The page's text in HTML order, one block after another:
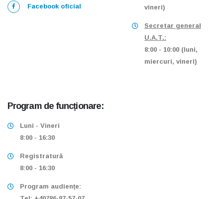
Facebook oficial
vineri)
Secretar general
U.A.T.:
8:00 - 10:00 (luni,
miercuri, vineri)
Program de funcționare:
Luni - Vineri
8:00 - 16:30
Registratură
8:00 - 16:30
Program audiențe: